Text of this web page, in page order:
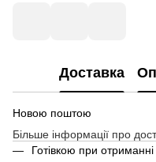
Доставка
Новою поштою
Більше інформації про
Готівкою при отриманні